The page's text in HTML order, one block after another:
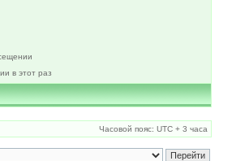
в этот раз
Часовой пояс: UTC + 3 часа